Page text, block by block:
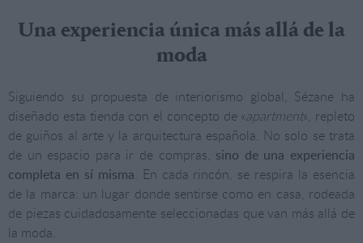
Una experiencia única más allá de la
moda
Siguiendo su propuesta de interiorismo global, Sézane ha
diseñado esta tienda con el concepto de «apartment«, repleto
de guiños al arte y la arquitectura española. No solo se trata
de un espacio para ir de compras, sino de una experiencia
completa en sí misma. En cada rincón, se respira la esencia
de la marca: un lugar donde sentirse como en casa, rodeada
de piezas cuidadosamente seleccionadas que van más allá de
la moda.